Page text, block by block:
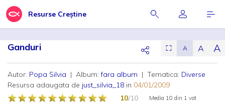
Resurse Creștine
Ganduri ⛶ A A A
Autor: Popa Silvia | Album:fara album | Tematica: Diverse
Resursa adaugata de just_silvia_18 in 04/01/2009
10/10 Media 10 din 1 vot